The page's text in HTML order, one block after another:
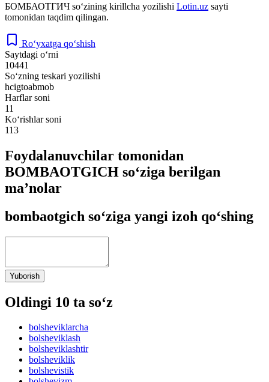
БОМБАОТГИЧ so‘zining kirillcha yozilishi Lotin.uz sayti
tomonidan taqdim qilingan.
Ro‘yxatga qo‘shish
Saytdagi o‘rni
10441
So‘zning teskari yozilishi
hcigtoabmob
Harflar soni
11
Ko‘rishlar soni
113
Foydalanuvchilar tomonidan
BOMBAOTGICH so‘ziga berilgan
ma’nolar
bombaotgich so‘ziga yangi izoh qo‘shing
Yuborish
Oldingi 10 ta so‘z
bolsheviklarcha
bolsheviklash
bolsheviklashtir
bolsheviklik
bolshevistik